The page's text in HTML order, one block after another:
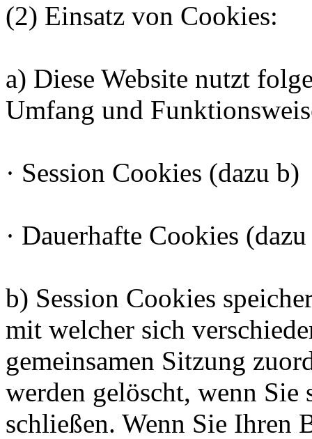
(2) Einsatz von Cookies:
a) Diese Website nutzt
Umfang und
· Session Cookies (dazu b)
· Dauerhafte Cookies
b) Session Cookies
mit welcher sich
gemeinsamen Sitzung
werden gelöscht, wenn Sie
schließen. Wenn Sie Ihren